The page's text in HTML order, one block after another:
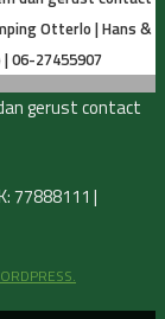
Otterlo | Hans &
06-27455907
gerust contact
77888111 |